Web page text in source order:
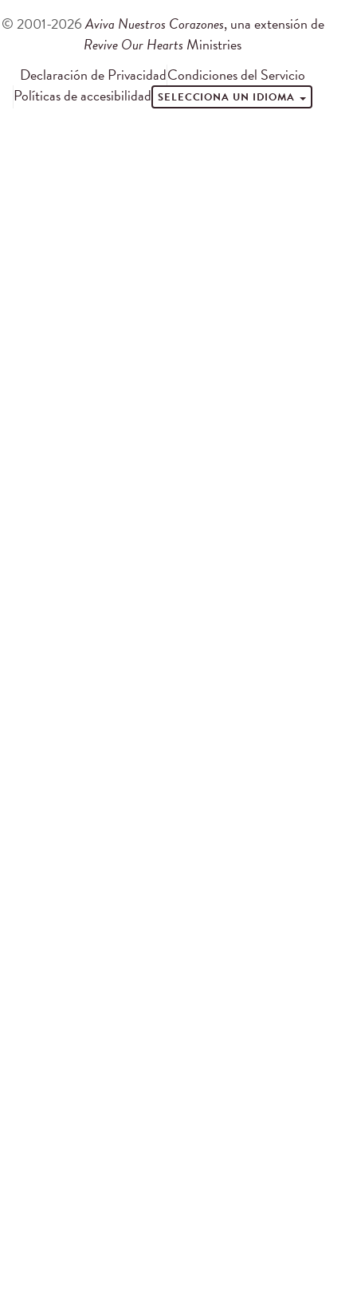
© 2001-2026Aviva Nuestros Corazones, una extensión de
Revive Our Hearts Ministries
Declaración de PrivacidadCondiciones del Servicio
Políticas de accesibilidad SELECCIONA UN IDIOMA